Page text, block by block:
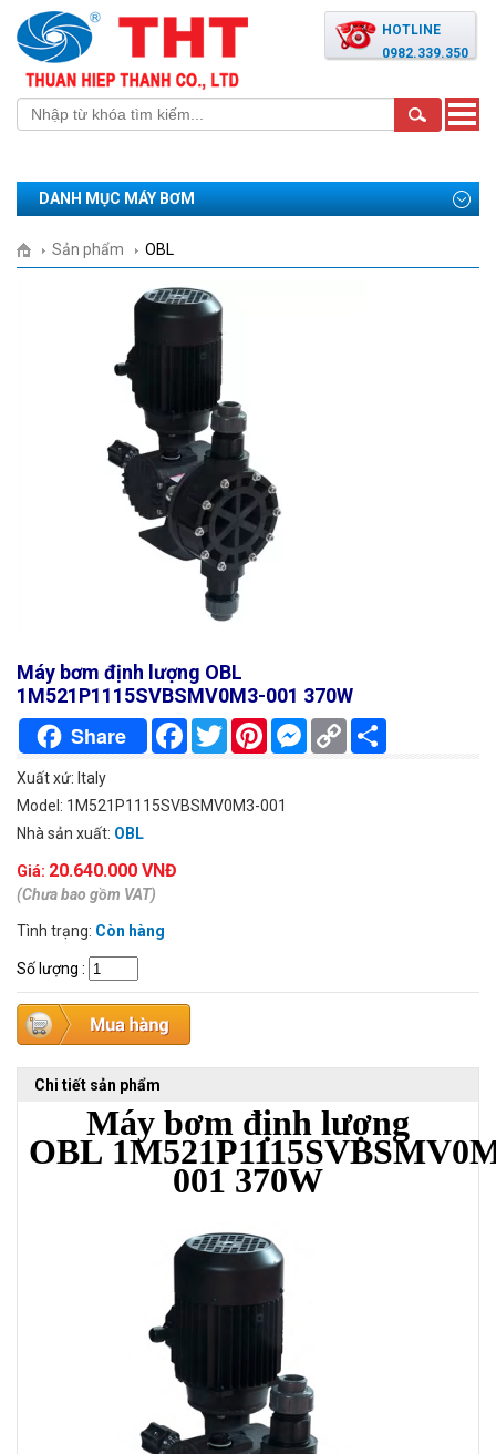
HOTLINE
0982.339.350
Toggle
DANH MỤC MÁY BƠM
Sản phẩm OBL
Máy bơm định lượng OBL
1M521P1115SVBSMV0M3-001 370W
Share FacebookTwitterPinterestMessenger
Copy
Link
Xuất xứ: Italy
Model: 1M521P1115SVBSMV0M3-001
Nhà sản xuất: OBL
Giá: 20.640.000 VNĐ
(Chưa bao gồm VAT)
Tình trạng: Còn hàng
Số lượng :
Chi tiết sản phẩm
Máy bơm định lượng
OBL
001 370W